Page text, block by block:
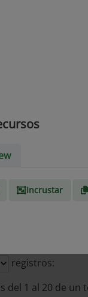
Incrustar